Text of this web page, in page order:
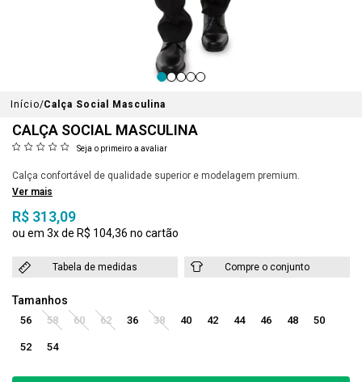
Início Calça Social Masculina
CALÇA SOCIAL MASCULINA
Seja o primeiro a avaliar
Calça confortável de qualidade superior e modelagem premium.
Ver mais
R$ 313,09
3x R$ 104,36
Tabela de medidas Compre o conjunto
56 58 60 62 36 38 40 42 44 46 48 50
52 54